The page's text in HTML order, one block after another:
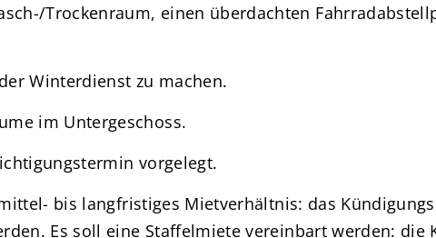
Trockenraum, einen überdachten
Winterdienst zu machen.
im Untergeschoss.
vorgelegt.
bis langfristiges Mietverhältnis: das
Es soll eine Staffelmiete vereinbart werden: